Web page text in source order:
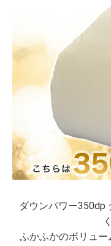
ダウンパワー350dp
ふかふかのボリュ